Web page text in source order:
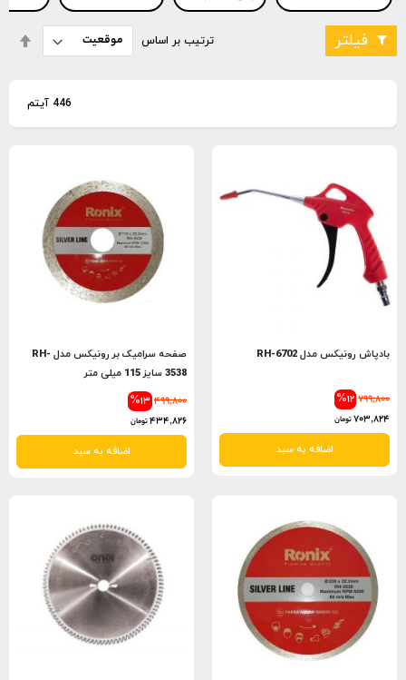
446 آیتم
ترتیب بر اساس
بادپاش رونیکس مدل RH-6702
%12 799,800
703,824تومان
اضافه به سبد
صفحه سرامیک بر رونیکس مدل RH-
3538 سایز 115 میلی متر
%13 499,800
434,826تومان
اضافه به سبد
فیلتر